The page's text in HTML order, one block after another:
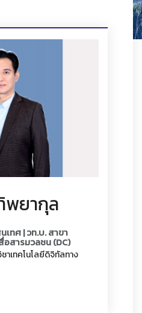
พยากุล
ทศ | วท.บ. สาขา
อสารมวลชน (DC)
าเทคโนโลยีดิจิทัลทาง